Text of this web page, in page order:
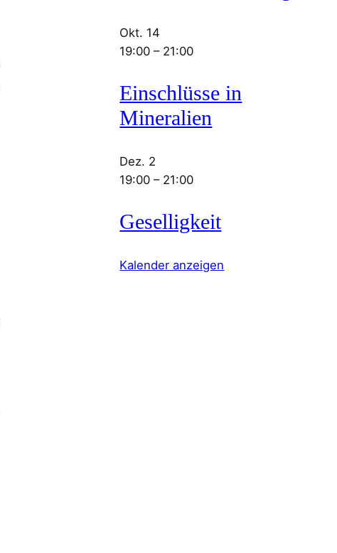
Okt. 14
19:00 – 21:00
Einschlüsse in
Mineralien
Dez. 2
19:00 – 21:00
Geselligkeit
Kalender anzeigen